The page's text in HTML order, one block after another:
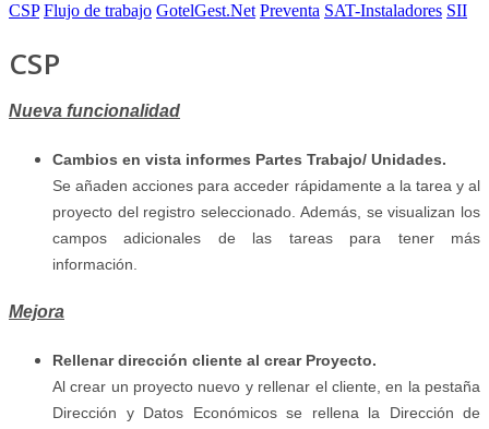
CSP Flujo de trabajo GotelGest.Net Preventa SAT-Instaladores SII
CSP
Nueva funcionalidad
Cambios en vista informes Partes Trabajo/ Unidades.
Se añaden acciones para acceder rápidamente a la tarea y al
proyecto del registro seleccionado. Además, se visualizan los
campos adicionales de las tareas para tener más
información.
Mejora
Rellenar dirección cliente al crear Proyecto.
Al crear un proyecto nuevo y rellenar el cliente, en la pestaña
Dirección y Datos Económicos se rellena la Dirección de